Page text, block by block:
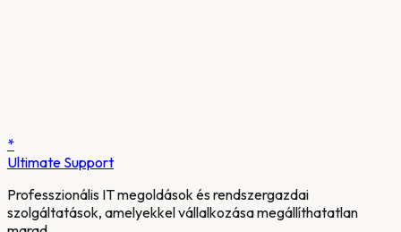
*
Ultimate Support
Professzionális IT megoldások és rendszergazdai
szolgáltatások, amelyekkel vállalkozása megállíthatatlan